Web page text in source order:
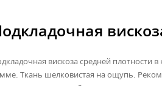
вискоза средней плотности
Ткань шелковистая на ощупь.